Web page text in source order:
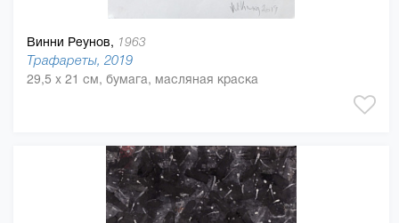
Винни Реунов, 1963
Трафареты, 2019
29,5 x 21 см, бумага, масляная краска